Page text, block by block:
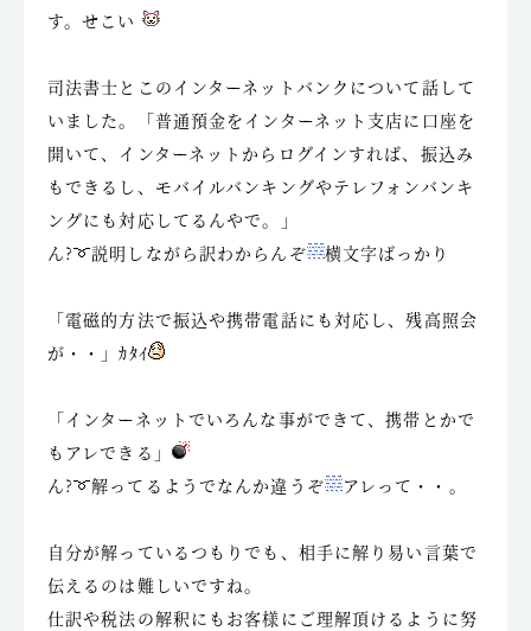
す。せこい
司法書士とこのインターネットバンクについて話して
いました。「普通預金をインターネット支店に口座を
開いて、インターネットからログインすれば、振込み
もできるし、モバイルバンキングやテレフォンバンキ
ングにも対応してるんやで。」
ん?
説明しながら訳わからんぞ 横文字ばっかり
「電磁的方法で振込や携帯電話にも対応し、残高照会
が・・」ｶﾀｲ
「インターネットでいろんな事ができて、携帯とかで
もアレできる」
ん?
解ってるようでなんか違うぞ アレって・・。
自分が解っているつもりでも、相手に解り易い言葉で
伝えるのは難しいですね。
仕訳や税法の解釈にもお客様にご理解頂けるように努